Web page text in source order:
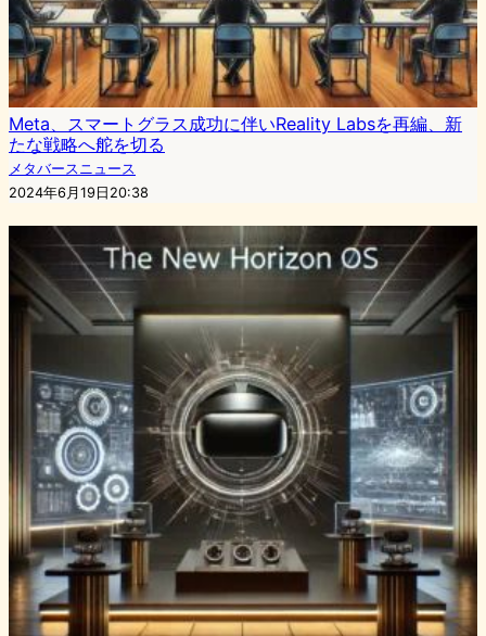
Meta、スマートグラス成功に伴いReality Labsを再編、新
たな戦略へ舵を切る
メタバースニュース
2024年6月19日20:38